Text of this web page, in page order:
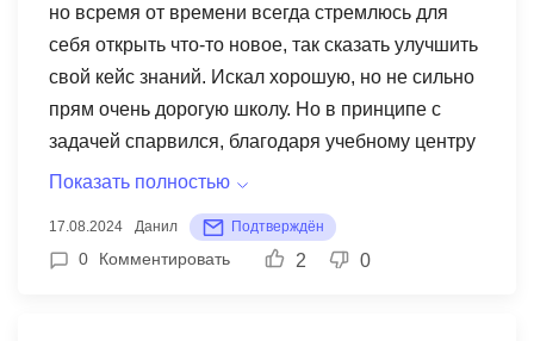
но всремя от времени всегда стремлюсь для
себя открыть что-то новое, так сказать улучшить
свой кейс знаний. Искал хорошую, но не сильно
прям очень дорогую школу. Но в принципе с
задачей спарвился, благодаря учебному центру
IBS выбрал курс Безопасность ПО . Скажу чесно
много чего, а это наеврное 80% я уже знал,
больше курс подойдет для начинающих, для
Показать полностью
17.08.2024 Данил Подтверждён
0 Комментировать 2 0